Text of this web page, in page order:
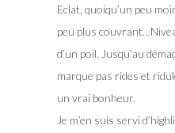
Eclat, quoiqu’un peu
peu plus
d’un poil. Jusqu’au
marque pas rides et
un vrai bonheur.
Je m’en suis servi